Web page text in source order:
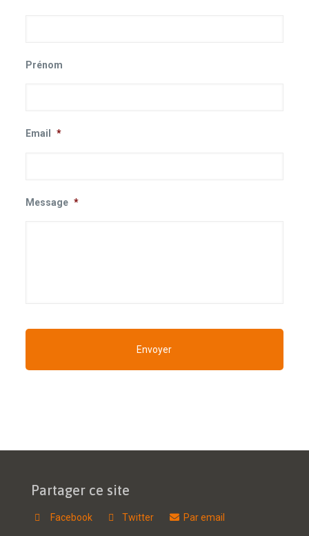
Prénom
Email *
Message *
Partager ce site
Facebook Twitter Par email